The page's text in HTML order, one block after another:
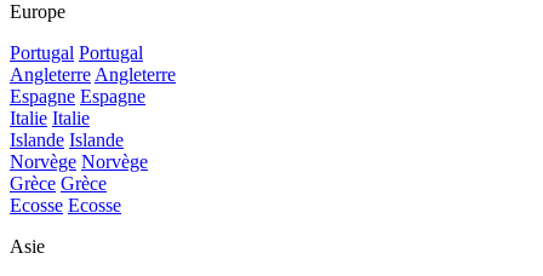
Europe
Portugal Portugal
AngleterreAngleterre
Espagne Espagne
Italie Italie
Islande Islande
Norvège Norvège
Grèce Grèce
Ecosse Ecosse
Asie